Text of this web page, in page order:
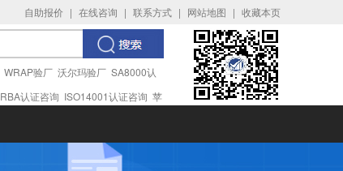
自助报价 | 在线咨询 | 联系方式 | 网站地图 | 收藏本页
WRAP验厂 沃尔玛验厂 SA8000认
RBA认证咨询 ISO14001认证咨询 苹